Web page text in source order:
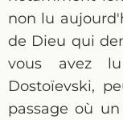
non lu
de Dieu qui
vous avez
Dostoïevski,
passage où